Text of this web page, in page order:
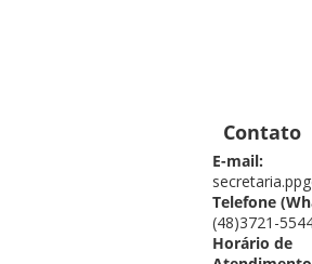
Contato
E-mail:
Telefone
(48)3721-
Horário de